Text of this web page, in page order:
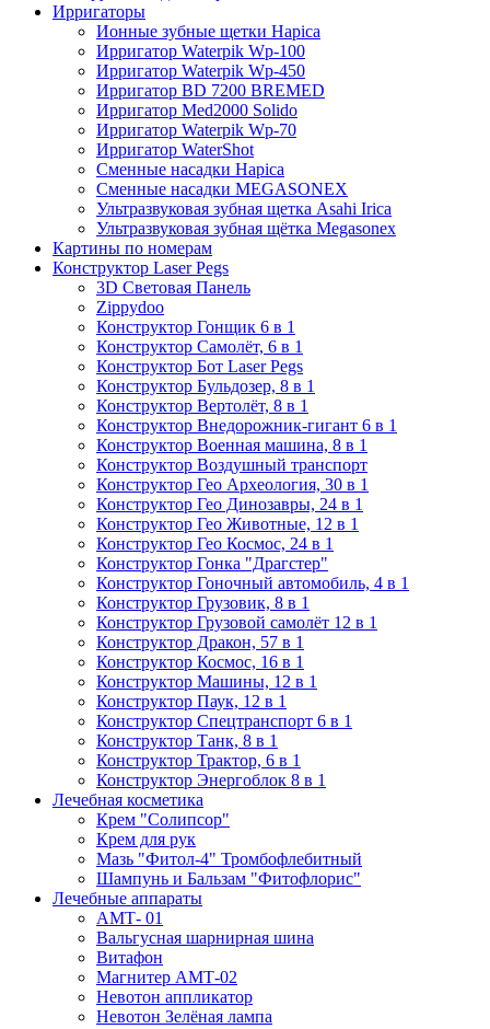
Ирригаторы
Ионные зубные щетки Hapica
Ирригатор Waterpik Wp-100
Ирригатор Waterpik Wp-450
Ирригатор BD 7200 BREMED
Ирригатор Med2000 Solido
Ирригатор Waterpik Wp-70
Ирригатор WaterShot
Сменные насадки Hapica
Сменные насадки MEGASONEX
Ультразвуковая зубная щетка Asahi Irica
Ультразвуковая зубная щётка Megasonex
Картины по номерам
Конструктор Laser Pegs
3D Световая Панель
Zippydoo
Конструктор Гонщик 6 в 1
Конструктор Cамолёт, 6 в 1
Конструктор Бот Laser Pegs
Конструктор Бульдозер, 8 в 1
Конструктор Вертолёт, 8 в 1
Конструктор Внедорожник-гигант 6 в 1
Конструктор Военная машина, 8 в 1
Конструктор Воздушный транспорт
Конструктор Гео Археология, 30 в 1
Конструктор Гео Динозавры, 24 в 1
Конструктор Гео Животные, 12 в 1
Конструктор Гео Космос, 24 в 1
Конструктор Гонка "Драгстер"
Конструктор Гоночный автомобиль, 4 в 1
Конструктор Грузовик, 8 в 1
Конструктор Грузовой самолёт 12 в 1
Конструктор Дракон, 57 в 1
Конструктор Космос, 16 в 1
Конструктор Машины, 12 в 1
Конструктор Паук, 12 в 1
Конструктор Спецтранспорт 6 в 1
Конструктор Танк, 8 в 1
Конструктор Трактор, 6 в 1
Конструктор Энергоблок 8 в 1
Лечебная косметика
Крем "Солипсор"
Крем для рук
Мазь "Фитол-4" Тромбофлебитный
Шампунь и Бальзам "Фитофлорис"
Лечебные аппараты
АМТ- 01
Вальгусная шарнирная шина
Витафон
Магнитер АМТ-02
Невотон аппликатор
Невотон Зелёная лампа